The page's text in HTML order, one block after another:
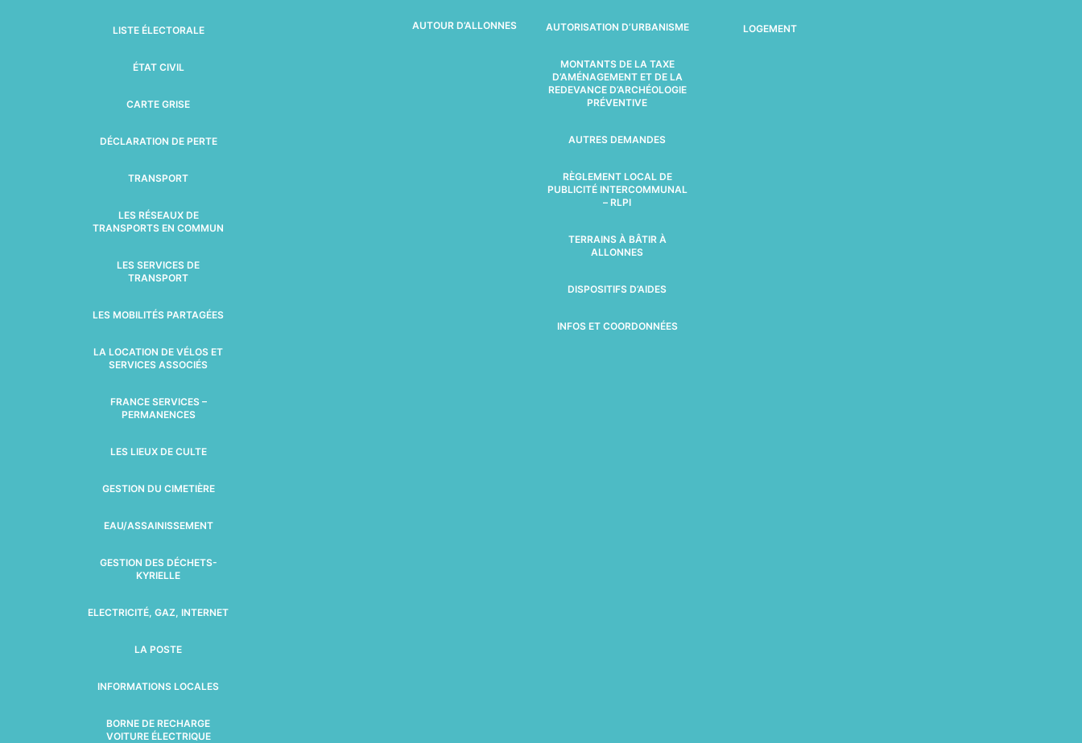
LISTE ÉLECTORALE
ÉTAT CIVIL
CARTE GRISE
DÉCLARATION DE PERTE
TRANSPORT
LES RÉSEAUX DE
TRANSPORTS EN COMMUN
LES SERVICES DE
TRANSPORT
LES MOBILITÉS PARTAGÉES
LA LOCATION DE VÉLOS ET
SERVICES ASSOCIÉS
FRANCE SERVICES –
PERMANENCES
LES LIEUX DE CULTE
GESTION DU CIMETIÈRE
EAU/ASSAINISSEMENT
GESTION DES DÉCHETS-
KYRIELLE
ELECTRICITÉ, GAZ, INTERNET
LA POSTE
INFORMATIONS LOCALES
BORNE DE RECHARGE
VOITURE ÉLECTRIQUE
AUTOUR D’ALLONNES AUTORISATION D’URBANISME
MONTANTS DE LA TAXE
D’AMÉNAGEMENT ET DE LA
REDEVANCE D’ARCHÉOLOGIE
PRÉVENTIVE
AUTRES DEMANDES
RÈGLEMENT LOCAL DE
PUBLICITÉ INTERCOMMUNAL
– RLPI
TERRAINS À BÂTIR À
ALLONNES
DISPOSITIFS D’AIDES
INFOS ET COORDONNÉES
LOGEMENT